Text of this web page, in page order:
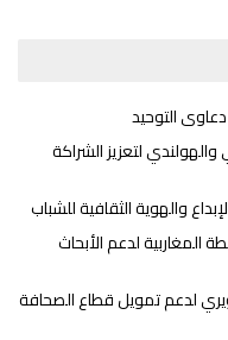
التوحيد
لتعزيز الشراكة
والهوية الثقافية للشباب
المغاربية لدعم الأبحاث
لدعم تمويل قطاع الصحافة